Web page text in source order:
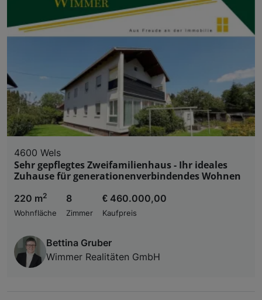
4600 Wels
Sehr gepflegtes Zweifamilienhaus - Ihr ideales
Zuhause für generationenverbindendes Wohnen
220 m2
Wohnfläche
8
Zimmer
€ 460.000,00
Kaufpreis
Bettina Gruber
Wimmer Realitäten GmbH